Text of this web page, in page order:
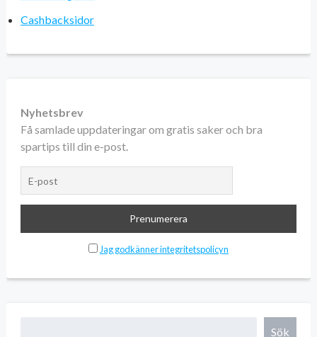
Cashbacksidor
Nyhetsbrev
Få samlade uppdateringar om gratis saker och bra
spartips till din e-post.
Jag godkänner integritetspolicyn
Sök